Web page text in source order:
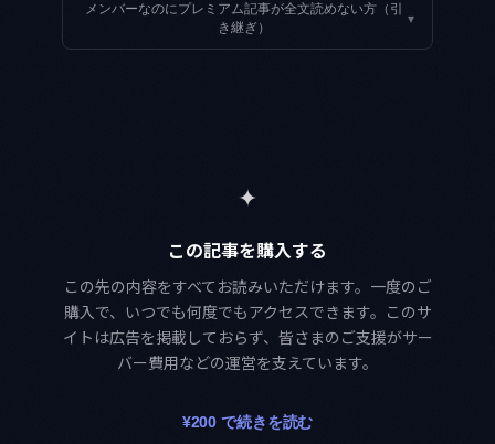
メンバーなのにプレミアム記事が全文読めない方（引
き継ぎ）
▾
✦
この記事を購入する
この先の内容をすべてお読みいただけます。一度のご
購入で、いつでも何度でもアクセスできます。このサ
イトは広告を掲載しておらず、皆さまのご支援がサー
バー費用などの運営を支えています。
¥200 で続きを読む